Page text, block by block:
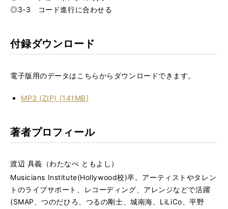
◎3-3 コード進行に合わせる
付録ダウンロード
電子版用のデータはこちらからダウンロードできます。
MP3 (ZIP) [141MB]
著者プロフィール
渡辺 具義（わたなべ ともよし）
Musicians Institute(Hollywood校)卒。アーティストやタレン
トのライブサポート、レコーディング、アレンジなどで活躍
(SMAP、つのだひろ、つるの剛士、城南海、LiLiCo、平野